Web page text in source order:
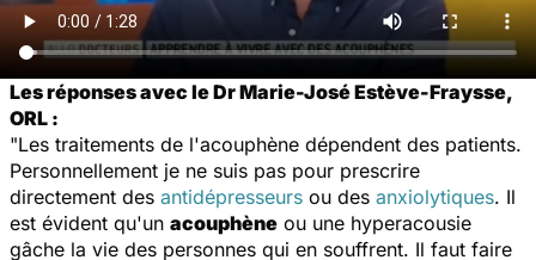
Les réponses avec le Dr Marie-José Estève-Fraysse,
ORL :
"Les traitements de l'acouphène dépendent des patients.
Personnellement je ne suis pas pour prescrire
directement des antidépresseurs ou des anxiolytiques. Il
est évident qu'un acouphène ou une hyperacousie
gâche la vie des personnes qui en souffrent. Il faut faire